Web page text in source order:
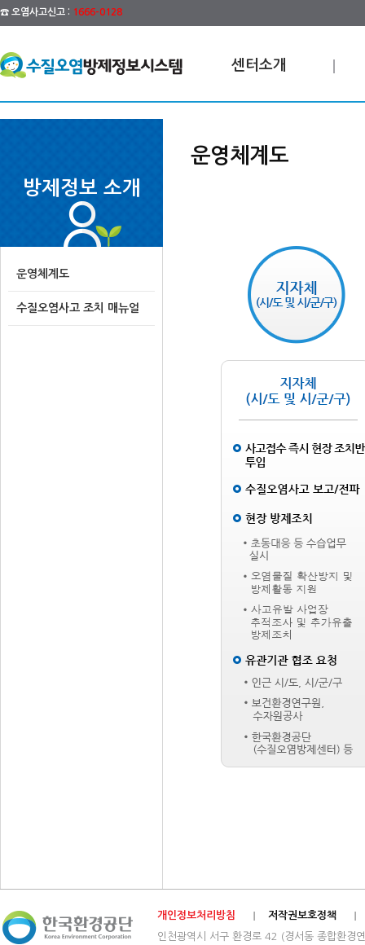
☎ 오염사고신고 : 1666-0128
센터소개
방제정보 소개
운영체계도
수질오염사고 조치 매뉴얼
운영체계도
개인정보처리방침
저작권보호정책
인천광역시 서구 환경로 42 (경서동 종합